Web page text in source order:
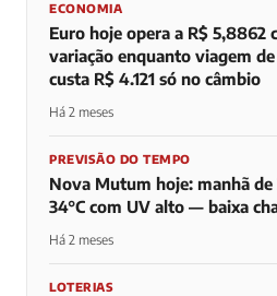
ECONOMIA
Euro hoje opera a R$ 5,8862
variação enquanto viagem
custa R$ 4.121 só no câmbio
Há 2 meses
PREVISÃO DO TEMPO
Nova Mutum hoje: manhã de
34°C com UV alto — baixa
Há 2 meses
LOTERIAS